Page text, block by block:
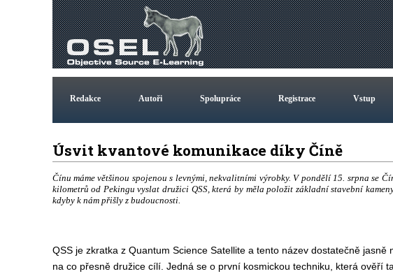
Redakce Autoři Spolupráce Registrace Vstup
Úsvit kvantové komunikace díky Číně
Čínu máme většinou spojenou s levnými, nekvalitními výrobky. V pondělí 15. srpna se
kilometrů od Pekingu vyslat družici QSS, která by měla položit základní stavební
kdyby k nám přišly z budoucnosti.
QSS je zkratka z Quantum Science Satellite a tento název dostatečně jasně
na co přesně družice cílí. Jedná se o první kosmickou techniku, která ověří